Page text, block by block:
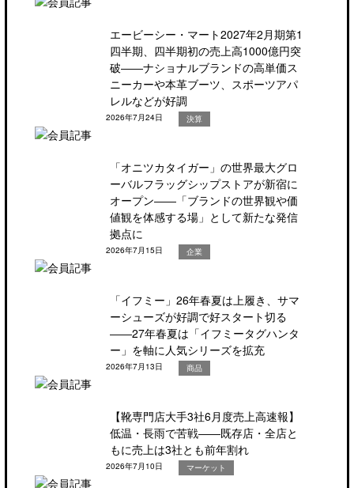
エービーシー・マート2027年2月期第1
四半期、四半期初の売上高1000億円突
破――ナショナルブランドの高単価ス
ニーカーや本革ブーツ、スポーツアパ
レルなどが好調
2026年7月24日 決算
「オニツカタイガー」の世界最大グロ
ーバルフラッグシップストアが新宿に
オープン――「ブランドの世界観や価
値観を体感する場」として新たな発信
拠点に
2026年7月15日 企業
「イフミー」26年春夏は上履き、サマ
ーシューズが好調で好スタート切る
――27年春夏は「イフミータグハンタ
ー」を軸に人気シリーズを拡充
2026年7月13日 商品
【靴専門店大手3社6月度売上高速報】
低温・長雨で苦戦――既存店・全店と
もに売上は3社とも前年割れ
2026年7月10日 マーケット